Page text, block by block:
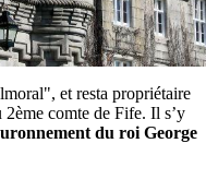
et resta propriétaire
2ème comte de Fife. Il s’y
du roi George